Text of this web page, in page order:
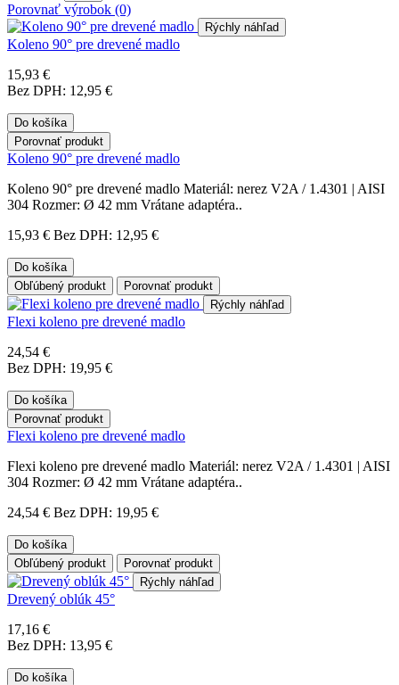
Porovnať výrobok (0)
Rýchly náhľad
Koleno 90° pre drevené madlo
15,93 €
Bez DPH: 12,95 €
Do košíka
Porovnať produkt
Koleno 90° pre drevené madlo
Koleno 90° pre drevené madlo Materiál: nerez V2A / 1.4301 | AISI
304 Rozmer: Ø 42 mm Vrátane adaptéra..
15,93 € Bez DPH: 12,95 €
Do košíka
Obľúbený produkt
Porovnať produkt
Rýchly náhľad
Flexi koleno pre drevené madlo
24,54 €
Bez DPH: 19,95 €
Do košíka
Porovnať produkt
Flexi koleno pre drevené madlo
Flexi koleno pre drevené madlo Materiál: nerez V2A / 1.4301 | AISI
304 Rozmer: Ø 42 mm Vrátane adaptéra..
24,54 € Bez DPH: 19,95 €
Do košíka
Obľúbený produkt
Porovnať produkt
Rýchly náhľad
Drevený oblúk 45°
17,16 €
Bez DPH: 13,95 €
Do košíka